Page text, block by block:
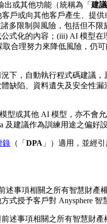
出或其他功能（統稱為「 建議
戶或向其他客戶產生、提
多限制與風險，包括但不
式化的內容；(iii) AI 模型
合理努力來降低風險，仍
，自動執行程式碼建議，
缺陷、資料遺失及安全性
型或其他 AI 模型，亦不會
及建議作為訓練用途之偏好設
錄 （「 DPA 」）適用，並經
述事項相關之所有智慧財
授予客戶對 Anysphere 智
述事項相關之所有智慧財